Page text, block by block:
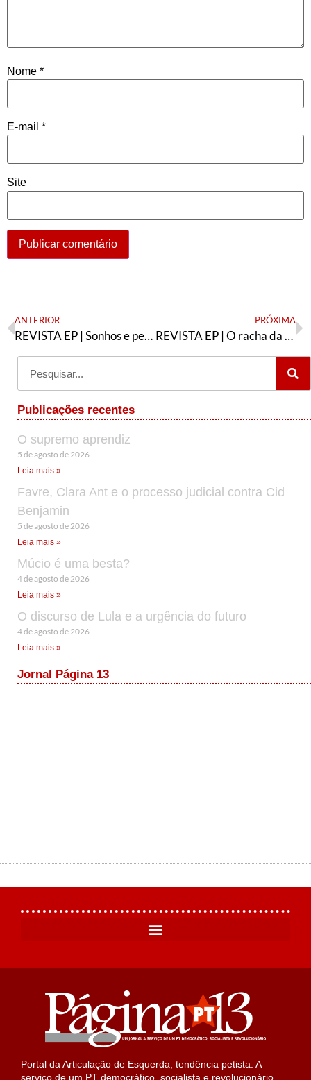
Nome *
E-mail *
Site
ANTERIOR
REVISTA EP | Sonhos e pesadelos da juventude petista
PRÓXIMA
REVISTA EP | O racha da Consulta Popular
Publicações recentes
O supremo aprendiz
5 de agosto de 2026
Leia mais »
Favre, Clara Ant e o processo judicial contra Cid
Benjamin
5 de agosto de 2026
Leia mais »
Múcio é uma besta?
4 de agosto de 2026
Leia mais »
O discurso de Lula e a urgência do futuro
4 de agosto de 2026
Leia mais »
Jornal Página 13
Portal da Articulação de Esquerda, tendência petista. A
serviço de um PT democrático, socialista e revolucionário.